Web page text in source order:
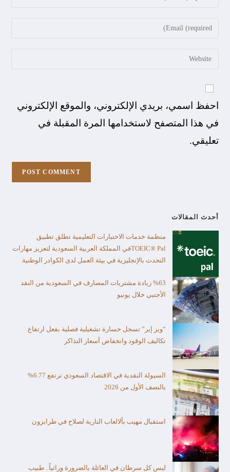
احفظ اسمي، بريدي الإلكتروني، والموقع الإلكتروني
في هذا المتصفح لاستخدامها المرة المقبلة في
تعليقي.
أحدث المقالات
منظمة خدمات الاختبارات التعليمية تطلق تطبيق
TOEIC® Palفي المملكة العربية السعودية لتعزيز مهارات
التحدث بالإنجليزية في بيئة العمل لدى الكوادر الوطنية
%63 زيادة مشتريات المصارف في السعودية من النقد
الأجنبي خلال يونيو
“ويز إير” تسجل خسارة تشغيلية فصلية بفعل ارتفاع
تكاليف الوقود وانخفاض أسعار التذاكر
السيولة النقدية في الاقتصاد السعودي ترتفع 6.77%
بالنصف الأول من 2026
استقبال مهيب بألالعاب النارية لصلاح في طرابزون
ليس كل سرطان في العائلة بالضرورة وراثياً.. طبيب